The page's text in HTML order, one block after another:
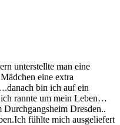
unterstellte man eine
eine extra
bin ich auf ein
rannte um mein Leben…
Dresden..
fühlte mich ausgeliefert